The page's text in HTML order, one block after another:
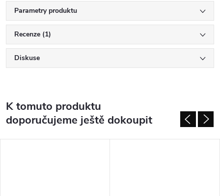
Parametry produktu
Recenze (1)
Diskuse
K tomuto produktu
doporučujeme ještě dokoupit